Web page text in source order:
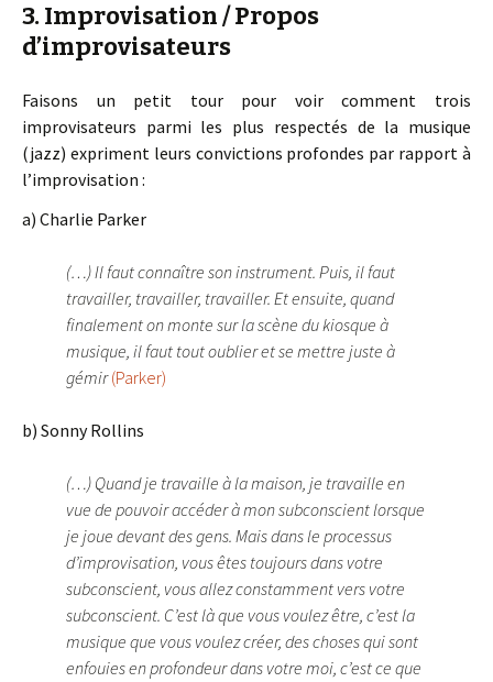
3. Improvisation / Propos
d’improvisateurs
Faisons un petit tour pour voir comment trois
improvisateurs parmi les plus respectés de la musique
(jazz) expriment leurs convictions profondes par rapport à
l’improvisation :
a) Charlie Parker
(…) Il faut connaître son instrument. Puis, il faut
travailler, travailler, travailler. Et ensuite, quand
finalement on monte sur la scène du kiosque à
musique, il faut tout oublier et se mettre juste à
gémir(Parker)
b) Sonny Rollins
(…) Quand je travaille à la maison, je travaille en
vue de pouvoir accéder à mon subconscient lorsque
je joue devant des gens. Mais dans le processus
d’improvisation, vous êtes toujours dans votre
subconscient, vous allez constamment vers votre
subconscient. C’est là que vous voulez être, c’est la
musique que vous voulez créer, des choses qui sont
enfouies en profondeur dans votre moi, c’est ce que